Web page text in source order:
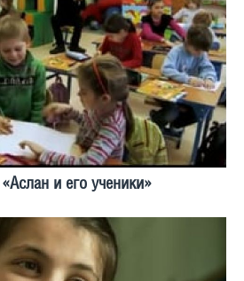
и его ученики»